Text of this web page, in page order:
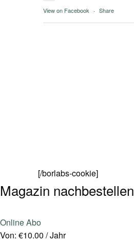
View on Facebook · Share
[/borlabs-cookie]
Magazin nachbestellen
Online Abo
Von: €10.00 / Jahr